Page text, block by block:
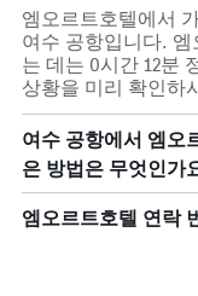
엠오르트호텔에서
여수 공항입니다.
는 데는 0시간 12분
상황을 미리 확인하
여수 공항에서 엠오
은 방법은 무엇인가
엠오르트호텔 연락